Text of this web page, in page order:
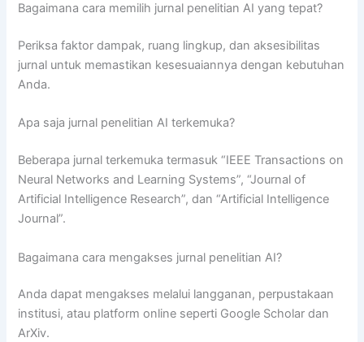
Bagaimana cara memilih jurnal penelitian AI yang tepat?
Periksa faktor dampak, ruang lingkup, dan aksesibilitas
jurnal untuk memastikan kesesuaiannya dengan kebutuhan
Anda.
Apa saja jurnal penelitian AI terkemuka?
Beberapa jurnal terkemuka termasuk “IEEE Transactions on
Neural Networks and Learning Systems”, “Journal of
Artificial Intelligence Research”, dan “Artificial Intelligence
Journal”.
Bagaimana cara mengakses jurnal penelitian AI?
Anda dapat mengakses melalui langganan, perpustakaan
institusi, atau platform online seperti Google Scholar dan
ArXiv.